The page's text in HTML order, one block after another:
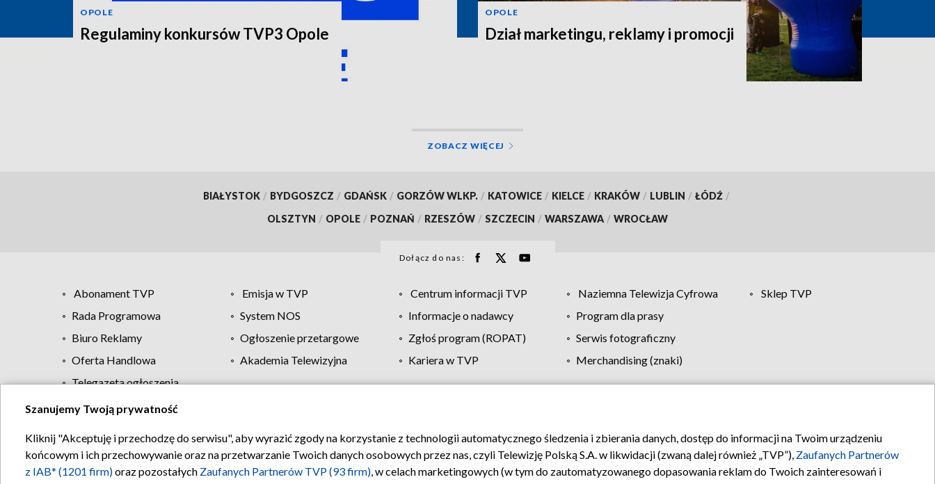
OPOLE
Regulaminy konkursów TVP3 Opole
OPOLE
Dział marketingu, reklamy i promocji
ZOBACZ WIĘCEJ
BIAŁYSTOK / BYDGOSZCZ / GDAŃSK / GORZÓW WLKP. / KATOWICE / KIELCE / KRAKÓW / LUBLIN / ŁÓDŹ /
OLSZTYN / OPOLE / POZNAŃ / RZESZÓW / SZCZECIN / WARSZAWA / WROCŁAW
Dołącz do nas:
Abonament TVP Emisja w TVP Centrum informacji TVP Naziemna Telewizja Cyfrowa
Sklep TVP
Rada Programowa
System NOS Informacje o nadawcy
Program dla prasy
Biuro Reklamy
Ogłoszenie przetargowe Zgłoś program (ROPAT)
Serwis fotograficzny
Oferta Handlowa
Akademia Telewizyjna Kariera w TVP
Merchandising (znaki)
Telegazeta ogłoszenia
Regulamin TVP Polityka prywatności Moje zgody Pomoc Biuro reklamy Kontakt
Szanujemy Twoją prywatność
Kliknij "Akceptuję i przechodzę do serwisu", aby wyrazić zgody na korzystanie z technologii automatycznego śledzenia i zbierania danych, dostęp do informacji na Twoim urządzeniu
końcowym i ich przechowywanie oraz na przetwarzanie Twoich danych osobowych przez nas, czyli Telewizję Polską S.A. w likwidacji (zwaną dalej również „TVP”), Zaufanych Partnerów
z IAB* (1201 firm)oraz pozostałych Zaufanych Partnerów TVP (93 firm), w celach marketingowych (w tym do zautomatyzowanego dopasowania reklam do Twoich zainteresowań i